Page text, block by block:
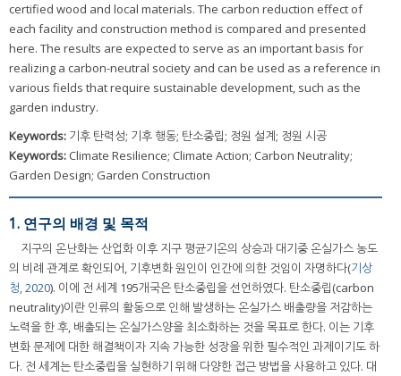
certified wood and local materials. The carbon reduction effect of
each facility and construction method is compared and presented
here. The results are expected to serve as an important basis for
realizing a carbon-neutral society and can be used as a reference in
various fields that require sustainable development, such as the
garden industry.
Keywords: 기후 탄력성; 기후 행동; 탄소중립; 정원 설계; 정원 시공
Keywords: Climate Resilience; Climate Action; Carbon Neutrality;
Garden Design; Garden Construction
1. 연구의 배경 및 목적
지구의 온난화는 산업화 이후 지구 평균기온의 상승과 대기중 온실가스 농도
의 비례 관계로 확인되어, 기후변화 원인이 인간에 의한 것임이 자명하다(기상
청, 2020). 이에 전 세계 195개국은 탄소중립을 선언하였다. 탄소중립(carbon
neutrality)이란 인류의 활동으로 인해 발생하는 온실가스 배출량을 저감하는
노력을 한 후, 배출되는 온실가스양을 최소화하는 것을 목표로 한다. 이는 기후
변화 문제에 대한 해결책이자 지속 가능한 성장을 위한 필수적인 과제이기도 하
다. 전 세계는 탄소중립을 실현하기 위해 다양한 접근 방법을 사용하고 있다. 대